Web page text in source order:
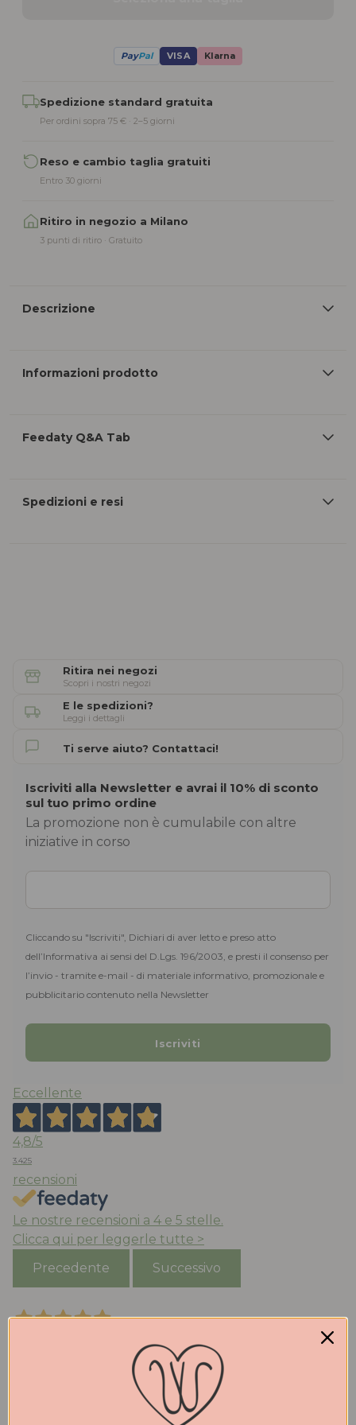
PayPal VISA Klarna
Spedizione standard gratuita
Per ordini sopra 75 € · 2–5 giorni
Reso e cambio taglia gratuiti
Entro 30 giorni
Ritiro in negozio a Milano
3 punti di ritiro · Gratuito
Descrizione
Informazioni prodotto
Feedaty Q&A Tab
Spedizioni e resi
Ritira nei negozi
Scopri i nostri negozi
E le spedizioni?
Leggi i dettagli
Ti serve aiuto? Contattaci!
Iscriviti alla Newsletter e avrai il 10% di sconto
sul tuo primo ordine
La promozione non è cumulabile con altre
iniziative in corso
Cliccando su "Iscriviti", Dichiari di aver letto e preso atto
dell’Informativa ai sensi del D.Lgs. 196/2003, e presti il consenso per
l’invio - tramite e-mail - di materiale informativo, promozionale e
pubblicitario contenuto nella Newsletter
Eccellente
4,8/5
3.425
recensioni
Le nostre recensioni a 4 e 5 stelle.
Clicca qui per leggerle tutte >
Precedente
Successivo
Tutto perfetto. Ritiro in negozio velocissimo.